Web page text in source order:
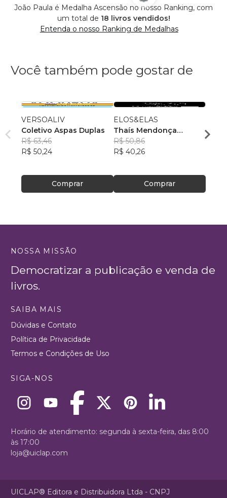
João Paula é Medalha Ascensão no nosso Ranking, com
um total de 18 livros vendidos!
Entenda o nosso Ranking de Medalhas
Você também pode gostar de
VERSOALIV
Coletivo Aspas Duplas
R$ 63,46
R$ 50,24
Comprar
ELOS&ELAS
Thaís Mendonça
Resende
R$ 50,86
R$ 40,26
Comprar
R$
NOSSA MISSÃO
Democratizar a publicação e venda de
livros.
SAIBA MAIS
Dúvidas e Contato
Política de Privacidade
Termos e Condições de Uso
SIGA-NOS
Horário de atendimento: segunda à sexta-feira, das 8:00
às 17:00
loja@uiclap.com
UICLAP® Editora e Distribuidora Ltda - CNPJ